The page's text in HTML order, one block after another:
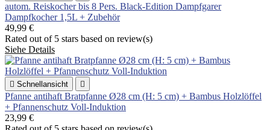
autom. Reiskocher bis 8 Pers. Black-Edition Dampfgarer
Dampfkocher 1,5L + Zubehör
49,99 €
Rated out of 5 stars based on review(s)
Siehe Details
 Schnellansicht 
Pfanne antihaft Bratpfanne Ø28 cm (H: 5 cm) + Bambus Holzlöffel
+ Pfannenschutz Voll-Induktion
23,99 €